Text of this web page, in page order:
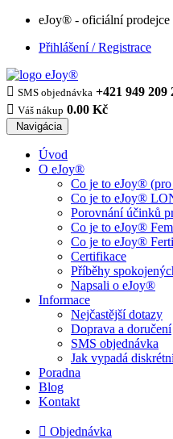
eJoy® - oficiální prodejce
Přihlášení / Registrace
 SMS objednávka +421 949 209
 Váš nákup 0.00 Kč
Navigácia
Úvod
O eJoy®
Co je to eJoy® (pro
Co je to eJoy®
Porovnání účinků
Co je to eJoy®
Co je to eJoy®
Certifikace
Příběhy
Napsali o eJoy®
Informace
Nejčastější dotazy
Doprava a doručení
SMS objednávka
Jak vypadá
Poradna
Blog
Kontakt
 Objednávka